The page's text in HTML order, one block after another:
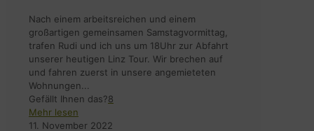
Nach einem arbeitsreichen und einem
großartigen gemeinsamen Samstagvormittag,
trafen Rudi und ich uns um 18Uhr zur Abfahrt
unserer heutigen Linz Tour. Wir brechen auf
und fahren zuerst in unsere angemieteten
Wohnungen...
Gefällt Ihnen das?8
Mehr lesen
11. November 2022